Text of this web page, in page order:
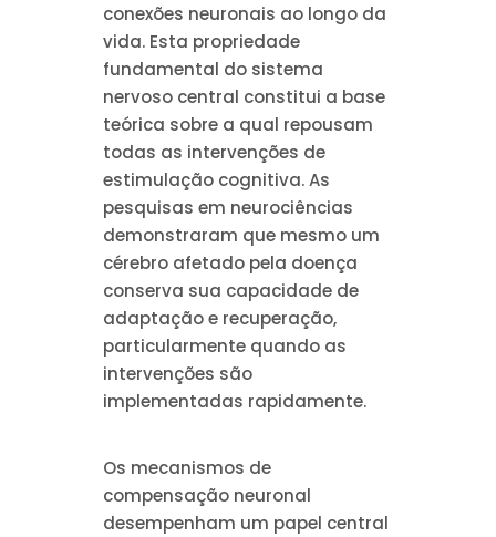
conexões neuronais ao longo da
vida. Esta propriedade
fundamental do sistema
nervoso central constitui a base
teórica sobre a qual repousam
todas as intervenções de
estimulação cognitiva. As
pesquisas em neurociências
demonstraram que mesmo um
cérebro afetado pela doença
conserva sua capacidade de
adaptação e recuperação,
particularmente quando as
intervenções são
implementadas rapidamente.
Os mecanismos de
compensação neuronal
desempenham um papel central